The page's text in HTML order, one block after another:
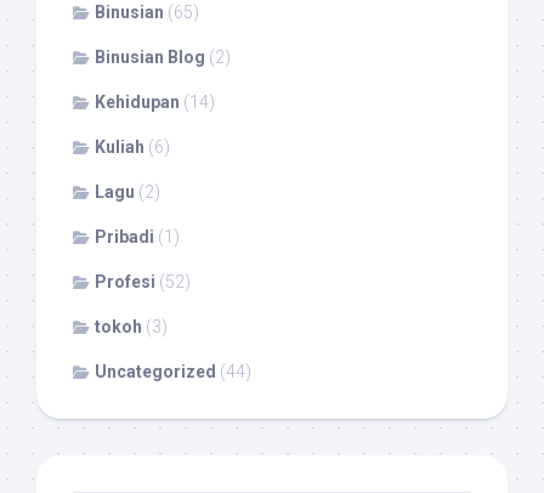
Binusian (65)
Binusian Blog (2)
Kehidupan (14)
Kuliah (6)
Lagu (2)
Pribadi (1)
Profesi (52)
tokoh (3)
Uncategorized (44)